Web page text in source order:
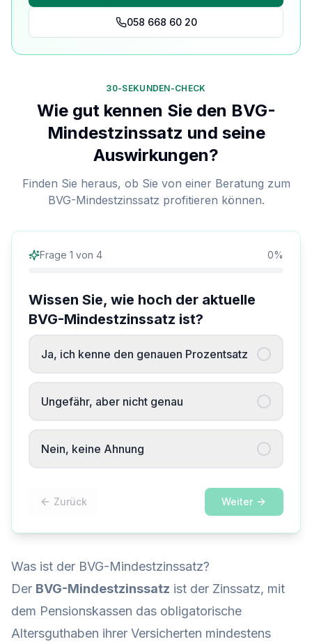
058 668 60 20
30-SEKUNDEN-CHECK
Wie gut kennen Sie den BVG-
Mindestzinssatz und seine
Auswirkungen?
Finden Sie heraus, ob Sie von einer Beratung zum
BVG-Mindestzinssatz profitieren können.
Frage 1 von 4 0%
Wissen Sie, wie hoch der aktuelle
BVG-Mindestzinssatz ist?
Ja, ich kenne den genauen Prozentsatz
Ungefähr, aber nicht genau
Nein, keine Ahnung
Zurück Weiter
Was ist der BVG-Mindestzinssatz?
Der BVG-Mindestzinssatz ist der Zinssatz, mit
dem Pensionskassen das obligatorische
Altersguthaben ihrer Versicherten mindestens